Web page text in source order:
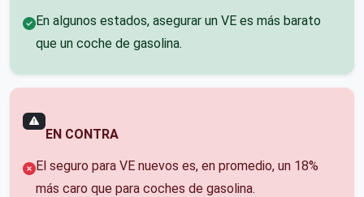
En algunos estados, asegurar un VE es más barato
que un coche de gasolina.
EN CONTRA
El seguro para VE nuevos es, en promedio, un 18%
más caro que para coches de gasolina.